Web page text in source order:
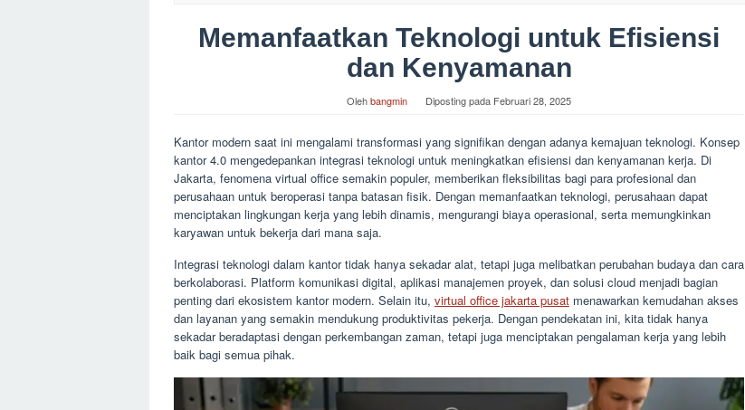
Memanfaatkan Teknologi untuk Efisiensi
dan Kenyamanan
Olehbangmin Diposting pada Februari 28, 2025
Kantor modern saat ini mengalami transformasi yang signifikan dengan adanya kemajuan teknologi. Konsep
kantor 4.0 mengedepankan integrasi teknologi untuk meningkatkan efisiensi dan kenyamanan kerja. Di
Jakarta, fenomena virtual office semakin populer, memberikan fleksibilitas bagi para profesional dan
perusahaan untuk beroperasi tanpa batasan fisik. Dengan memanfaatkan teknologi, perusahaan dapat
menciptakan lingkungan kerja yang lebih dinamis, mengurangi biaya operasional, serta memungkinkan
karyawan untuk bekerja dari mana saja.
Integrasi teknologi dalam kantor tidak hanya sekadar alat, tetapi juga melibatkan perubahan budaya dan cara
berkolaborasi. Platform komunikasi digital, aplikasi manajemen proyek, dan solusi cloud menjadi bagian
penting dari ekosistem kantor modern. Selain itu, virtual office jakarta pusat menawarkan kemudahan akses
dan layanan yang semakin mendukung produktivitas pekerja. Dengan pendekatan ini, kita tidak hanya
sekadar beradaptasi dengan perkembangan zaman, tetapi juga menciptakan pengalaman kerja yang lebih
baik bagi semua pihak.